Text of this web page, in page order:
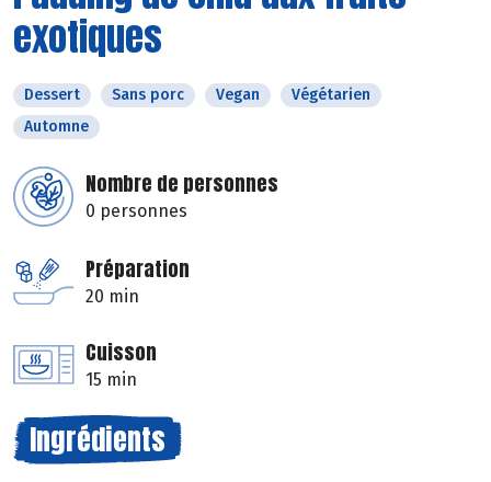
exotiques
Dessert Sans porc Vegan
Végétarien
Automne
Nombre de personnes
0 personnes
Préparation
20 min
Cuisson
15 min
Ingrédients